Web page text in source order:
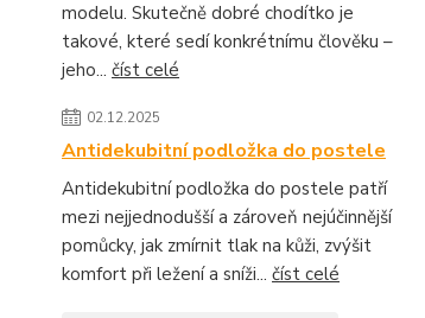
modelu. Skutečně dobré chodítko je
takové, které sedí konkrétnímu člověku –
jeho... číst celé
02.12.2025
Antidekubitní podložka do postele
Antidekubitní podložka do postele patří
mezi nejjednodušší a zároveň nejúčinnější
pomůcky, jak zmírnit tlak na kůži, zvýšit
komfort při ležení a sníži... číst celé